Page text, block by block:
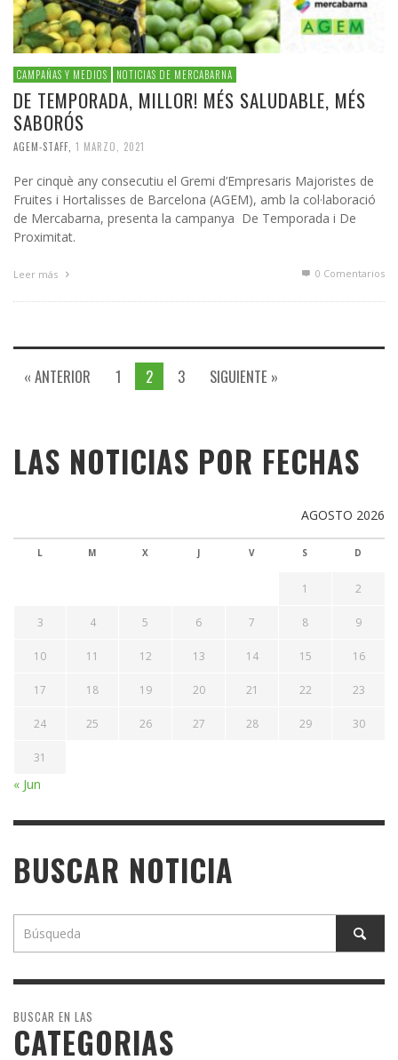
CAMPAÑAS Y MEDIOS NOTICIAS DE MERCABARNA
DE TEMPORADA, MILLOR! MÉS SALUDABLE, MÉS
SABORÓS
AGEM-STAFF 1 MARZO, 2021
Per cinquè any consecutiu el Gremi d’Empresaris Majoristes de
Fruites i Hortalisses de Barcelona (AGEM), amb la col·laboració
de Mercabarna, presenta la campanya De Temporada i De
Proximitat.
Leer más 0 Comentarios
« ANTERIOR 1 2 3 SIGUIENTE »
LAS NOTICIAS POR FECHAS
AGOSTO 2026
L M X J V S D
1 2
3 4 5 6 7 8 9
10 11 12 13 14 15 16
17 18 19 20 21 22 23
24 25 26 27 28 29 30
31
« Jun
BUSCAR NOTICIA
BUSCAR EN LAS
CATEGORIAS